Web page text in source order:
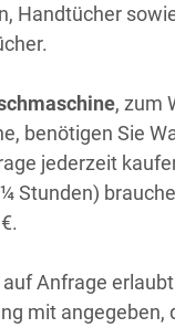
Handtücher
, zum
benötigen Sie
jederzeit
Stunden)
auf Anfrage
mit angegeben,